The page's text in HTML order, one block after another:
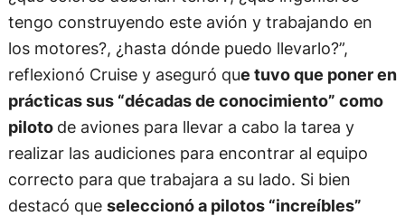
tengo construyendo este avión y trabajando en
los motores?, ¿hasta dónde puedo llevarlo?”,
reflexionó Cruise y aseguró que tuvo que poner en
prácticas sus “décadas de conocimiento” como
piloto de aviones para llevar a cabo la tarea y
realizar las audiciones para encontrar al equipo
correcto para que trabajara a su lado. Si bien
destacó que seleccionó a pilotos “increíbles”